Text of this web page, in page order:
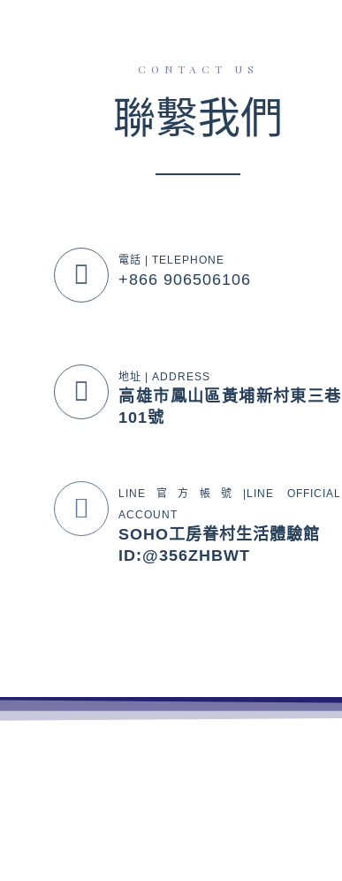
CONTACT US
聯繫我們
電話 | TELEPHONE
+866 906506106
地址 | ADDRESS
高雄市鳳山區黃埔新村東三巷
101號
LINE官方帳號|LINE OFFICIAL
ACCOUNT
SOHO工房眷村生活體驗館
ID:@356ZHBWT